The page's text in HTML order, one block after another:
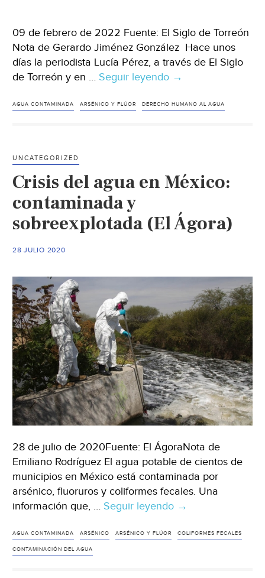
09 de febrero de 2022 Fuente: El Siglo de Torreón
Nota de Gerardo Jiménez González Hace unos
días la periodista Lucía Pérez, a través de El Siglo
de Torreón y en … Seguir leyendo Comarca
–
omisión
impostergable
(El
→
AGUA CONTAMINADA ARSÉNICO Y FLÚOR DERECHO HUMANO AL AGUA
UNCATEGORIZED
Crisis del agua en México:
contaminada y
sobreexplotada (El Ágora)
28 JULIO 2020
28 de julio de 2020Fuente: El ÁgoraNota de
Emiliano Rodríguez El agua potable de cientos de
municipios en México está contaminada por
arsénico, fluoruros y coliformes fecales. Una
información que, … Seguir leyendo Crisis
agua
→
AGUA CONTAMINADA ARSÉNICO ARSÉNICO Y FLÚOR COLIFORMES FECALES
CONTAMINACIÓN DEL AGUA